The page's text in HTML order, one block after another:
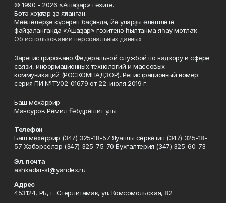
© 1990 - 2026 «Ашҡаҙар» гәзите.
Бөтә хоҡуҡтар ҙа яҡланған.
Мәҡәләләрҙе күсереп баҫҡанда, йә уларҙы өлөшләтә
файҙаланғанда «Ашҡаҙар» гәзитенә һылтанма яһау мотлаҡ.
Об использовании персональных данных
Зарегистрировано Федеральной службой по надзору в сфере
связи, информационных технологий и массовых
коммуникаций (РОСКОМНАДЗОР). Регистрационный номер:
серия ПИ №ТУ02-01679 от 22 июля 2019 г.
Баш мөхәррир
Мансуров Рәмил Ғәбдрәшит улы.
Телефон
Баш мөхәррир (347) 325-18-57 Яуаплы сәркәтип (347) 325-18-
57 Хәбәрселәр (347) 325-75-70 Бухгалтерия (347) 325-60-73
Эл. почта
ashkadar-st@yandex.ru
Адрес
453124, РБ, г. Стерлитамак, ул. Комсомольская, 82